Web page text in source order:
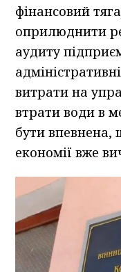
фінансовий
оприлюднити
аудиту
витрати на
втрати води в
бути впевнена,
економії вже